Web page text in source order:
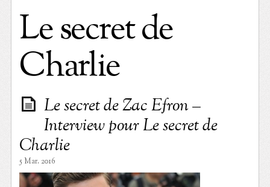
Le secret de
Charlie
Le secret de Zac Efron –
Interview pour Le secret de
Charlie
5 Mar. 2016